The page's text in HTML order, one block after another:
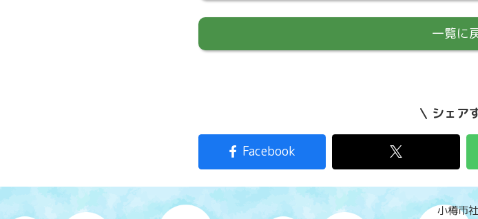
一覧に
シェア
Facebook
小樽市